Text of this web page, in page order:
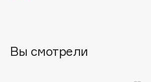
Вы смотрели